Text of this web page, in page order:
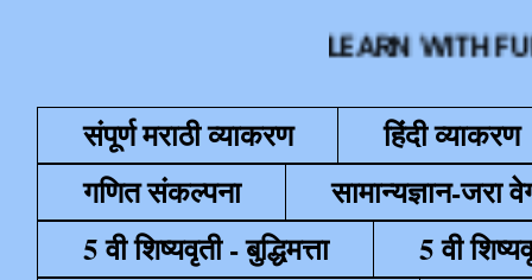
LEARN WITH FUN
संपूर्ण मराठी व्याकरण
हिंदी व्याकरण
गणित संकल्पना
सामान्यज्ञान-जरा
5 वी शिष्यवृती - बुद्धिमत्ता
5 वी